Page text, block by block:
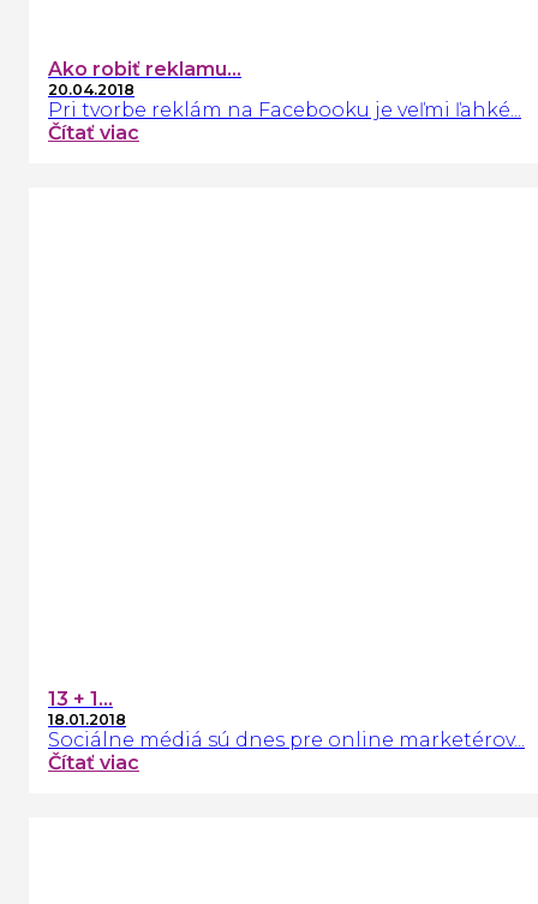
Ako robiť reklamu...
20.04.2018
Pri tvorbe reklám na Facebooku je veľmi ľahké...
Čítať viac
13 + 1...
18.01.2018
Sociálne médiá sú dnes pre online marketérov...
Čítať viac